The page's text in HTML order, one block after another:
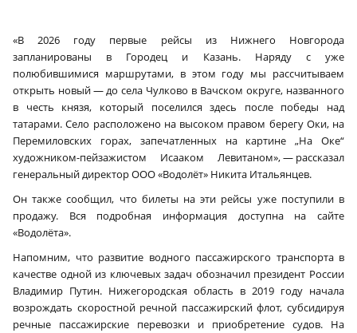
«В 2026 году первые рейсы из Нижнего Новгорода
запланированы в Городец и Казань. Наряду с уже
полюбившимися маршрутами, в этом году мы рассчитываем
открыть новый — до села Чулково в Вачском округе, названного
в честь князя, который поселился здесь после победы над
татарами. Село расположено на высоком правом берегу Оки, на
Перемиловских горах, запечатленных на картине „На Оке“
художником-пейзажистом Исааком Левитаном», — рассказал
генеральный директор ООО «Водолёт» Никита Итальянцев.
Он также сообщил, что билеты на эти рейсы уже поступили в
продажу. Вся подробная информация доступна на сайте
«Водолёта».
Напомним, что развитие водного пассажирского транспорта в
качестве одной из ключевых задач обозначил президент России
Владимир Путин. Нижегородская область в 2019 году начала
возрождать скоростной речной пассажирский флот, субсидируя
речные пассажирские перевозки и приобретение судов. На